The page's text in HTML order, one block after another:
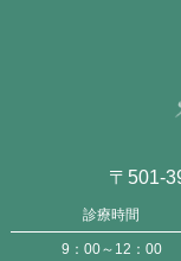
〒501-
診療時間
9：00～12：00